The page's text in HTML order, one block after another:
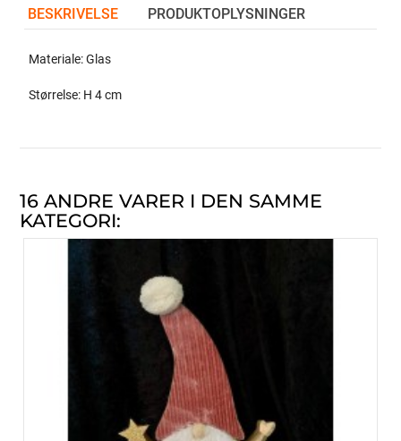
BESKRIVELSE PRODUKTOPLYSNINGER
Materiale: Glas
Størrelse: H 4 cm
16 ANDRE VARER I DEN SAMME
KATEGORI: